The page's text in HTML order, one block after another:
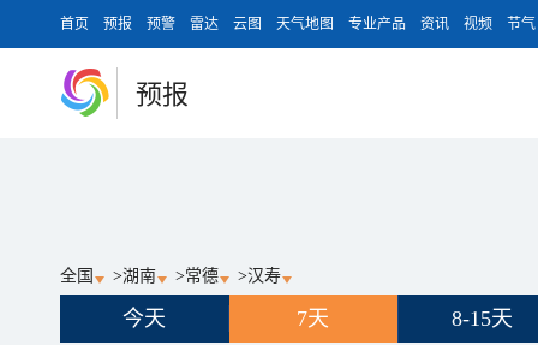
首页 预报 预警 雷达 云图 天气地图 专业产品 资讯 视频 节气
预报
全国 >湖南 >常德 >汉寿
今天 7天 8-15天